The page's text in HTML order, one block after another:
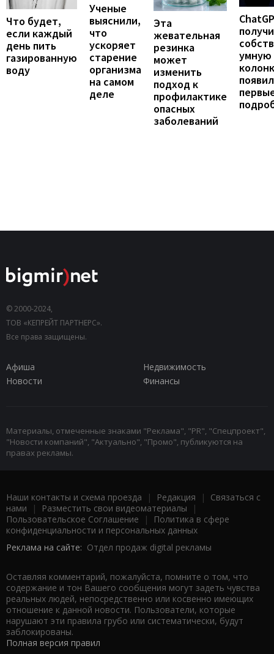
Что будет,
если каждый
день пить
газированную
воду
Ученые
выяснили,
что
ускоряет
старение
организма
на самом
деле
Эта
жевательная
резинка
может
изменить
подход к
профилактике
опасных
заболеваний
умную
© 2000-2024,
ТОВ «КЕПРЕЙТ ПАРТНЕРС».
Все права защищены.
Афиша
Недвижимость
Новости
Финансы
Материалы, отмеченные знаками "Реклама", "PR", "Спецпроект",
"Новости компаний", "Актуально", "Промо", публикуются на
правах рекламы.
Наши контакты и схема проезда | Редакция | Связаться с
нами | Разместить свои видеоматериалы |
Пользовательское Соглашение |
Политика в сфере
конфиденциальности и персональных данных
Реклама на сайте: Отдел продаж digital рекламы
Оставляя комментарий, пожалуйста, помните о том, что
содержание и тон Вашего сообщения могут задеть чувства
реальных людей, непосредственно или косвенно имеющих
отношение к данной новости. Пользователи, которые
нарушают эти правила грубо или систематически, будут
заблокированы.
Полная версия правил